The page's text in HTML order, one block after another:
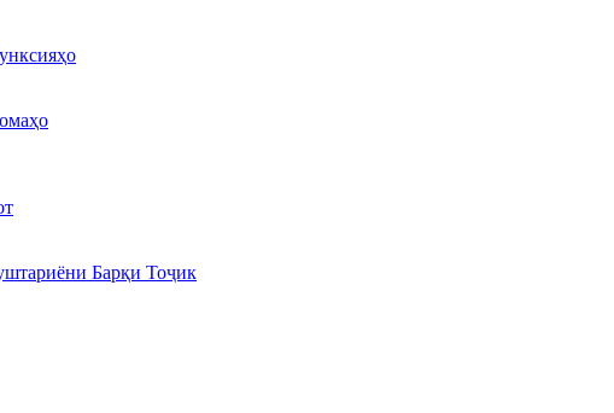
Барқи Тоҷик